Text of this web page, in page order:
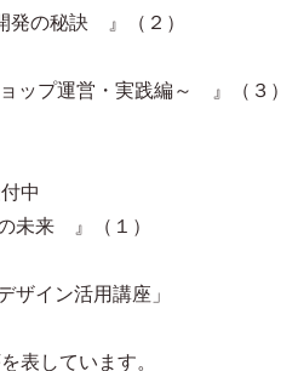
発の秘訣 』（２）
ップ運営・実践編～ 』（３）
中
未来 』（１）
ザイン活用講座」
表しています。